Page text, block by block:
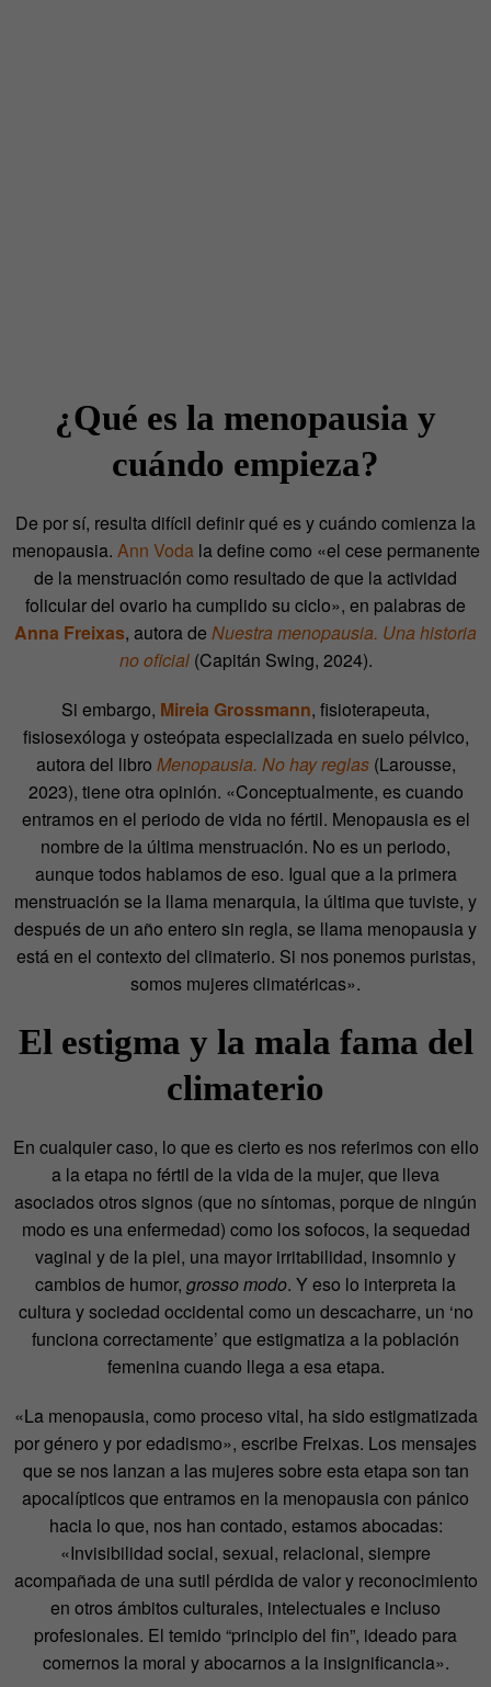
¿Qué es la menopausia y
cuándo empieza?
De por sí, resulta difícil definir qué es y cuándo comienza la
menopausia. Ann Vodala define como «el cese permanente
de la menstruación como resultado de que la actividad
folicular del ovario ha cumplido su ciclo», en palabras de
Anna Freixas, autora de Nuestra menopausia. Una historia
no oficial(Capitán Swing, 2024).
Si embargo, Mireia Grossmann, fisioterapeuta,
fisiosexóloga y osteópata especializada en suelo pélvico,
autora del libro Menopausia. No hay reglas(Larousse,
2023), tiene otra opinión. «Conceptualmente, es cuando
entramos en el periodo de vida no fértil. Menopausia es el
nombre de la última menstruación. No es un periodo,
aunque todos hablamos de eso. Igual que a la primera
menstruación se la llama menarquia, la última que tuviste, y
después de un año entero sin regla, se llama menopausia y
está en el contexto del climaterio. Si nos ponemos puristas,
somos mujeres climatéricas».
El estigma y la mala fama del
climaterio
En cualquier caso, lo que es cierto es nos referimos con ello
a la etapa no fértil de la vida de la mujer, que lleva
asociados otros signos (que no síntomas, porque de ningún
modo es una enfermedad) como los sofocos, la sequedad
vaginal y de la piel, una mayor irritabilidad, insomnio y
cambios de humor, grosso modo. Y eso lo interpreta la
cultura y sociedad occidental como un descacharre, un ‘no
funciona correctamente’ que estigmatiza a la población
femenina cuando llega a esa etapa.
«La menopausia, como proceso vital, ha sido estigmatizada
por género y por edadismo», escribe Freixas. Los mensajes
que se nos lanzan a las mujeres sobre esta etapa son tan
apocalípticos que entramos en la menopausia con pánico
hacia lo que, nos han contado, estamos abocadas:
«Invisibilidad social, sexual, relacional, siempre
acompañada de una sutil pérdida de valor y reconocimiento
en otros ámbitos culturales, intelectuales e incluso
profesionales. El temido “principio del fin”, ideado para
comernos la moral y abocarnos a la insignificancia».